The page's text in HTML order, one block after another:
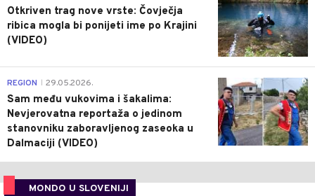
Otkriven trag nove vrste: Čovječja
ribica mogla bi ponijeti ime po Krajini
(VIDEO)
0
REGION 29.05.2026.
Sam među vukovima i šakalima:
Nevjerovatna reportaža o jedinom
stanovniku zaboravljenog zaseoka u
Dalmaciji (VIDEO)
MONDO U SLOVENIJI